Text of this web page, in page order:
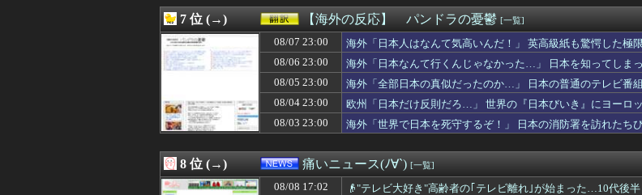
08/08 16:34
【悲報】ショートスリーパー堀大輔、高須幹弥にブチギレｗｗｗｗｗ
08/08 16:33
道路に飛び出してきた子供を避けたら対向車と正面衝突した。その子の親が
08/08 16:32
【動画】パチンコ店の女店員さん、パンツが見えそうな危ない仕事ｗｗｗｗ
08/08 16:31
【悲報】ヒコロヒー コンビニで割引おにぎりは〝絶対買わない〟理由で炎
08/08 16:31
蓮舫議員「蓮舫だから叩いていい、との報道に何度も向き合ってきました。
【ウマ娘】レース後半のこの動き、スティルの挙動がやばすぎる。
08/08 16:31
開示請求が届いた…
08/08 16:30
ホームレスの数、20年ちょいで90％減少・・・・・
08/08 16:30
『The Duskbloods』ネットワークテストに沢山のご応募をいただき誠に...
08/08 16:30
シカと人間の共存、無理だったｗｗｗｗｗｗｗｗｗｗｗｗｗｗｗ
08/08 16:29
不義の子を妊娠したコトメが出戻り。ウトメ「この子はあなたたちの子とし
08/08 16:29
【朗報】原作者・尾田栄一郎「ワンピヒロインズ娘に見せたら反応良っ！！
7 位 (→) 【海外の反応】 パンドラの憂鬱 [一覧]
08/07 23:00
海外「日本人はなんて気高いんだ！」 英高級紙も驚愕した極
08/06 23:00
海外「日本なんて行くんじゃなかった…」 日本を知ってしま
08/05 23:00
海外「全部日本の真似だったのか…」 日本の普通のテレビ番
08/04 23:00
欧州「日本だけ反則だろ…」 世界の『日本びいき』にヨーロ
08/03 23:00
海外「世界で日本を死守するぞ！」 日本の消防署を訪れたち
8 位 (→) 痛いニュース(ﾉ∀`) [一覧]
08/08 17:02
👴"テレビ大好き"高齢者の｢テレビ離れ｣が始まった…10代後